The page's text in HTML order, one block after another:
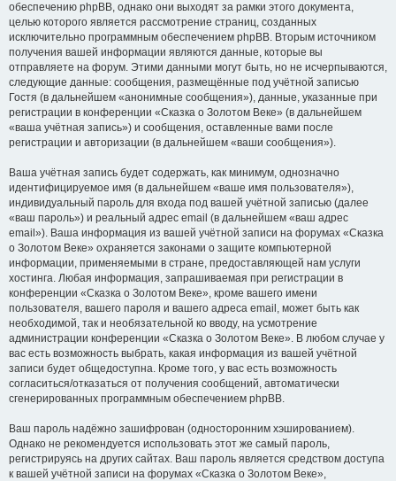
обеспечению phpBB, однако они выходят за рамки этого документа,
целью которого является рассмотрение страниц, созданных
исключительно программным обеспечением phpBB. Вторым источником
получения вашей информации являются данные, которые вы
отправляете на форум. Этими данными могут быть, но не исчерпываются,
следующие данные: сообщения, размещённые под учётной записью
Гостя (в дальнейшем «анонимные сообщения»), данные, указанные при
регистрации в конференции «Сказка о Золотом Веке» (в дальнейшем
«ваша учётная запись») и сообщения, оставленные вами после
регистрации и авторизации (в дальнейшем «ваши сообщения»).
Ваша учётная запись будет содержать, как минимум, однозначно
идентифицируемое имя (в дальнейшем «ваше имя пользователя»),
индивидуальный пароль для входа под вашей учётной записью (далее
«ваш пароль») и реальный адрес email (в дальнейшем «ваш адрес
email»). Ваша информация из вашей учётной записи на форумах «Сказка
о Золотом Веке» охраняется законами о защите компьютерной
информации, применяемыми в стране, предоставляющей нам услуги
хостинга. Любая информация, запрашиваемая при регистрации в
конференции «Сказка о Золотом Веке», кроме вашего имени
пользователя, вашего пароля и вашего адреса email, может быть как
необходимой, так и необязательной ко вводу, на усмотрение
администрации конференции «Сказка о Золотом Веке». В любом случае у
вас есть возможность выбрать, какая информация из вашей учётной
записи будет общедоступна. Кроме того, у вас есть возможность
согласиться/отказаться от получения сообщений, автоматически
сгенерированных программным обеспечением phpBB.
Ваш пароль надёжно зашифрован (односторонним хэшированием).
Однако не рекомендуется использовать этот же самый пароль,
регистрируясь на других сайтах. Ваш пароль является средством доступа
к вашей учётной записи на форумах «Сказка о Золотом Веке»,